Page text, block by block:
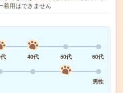
着用はできません
40代 50代
60代
男性